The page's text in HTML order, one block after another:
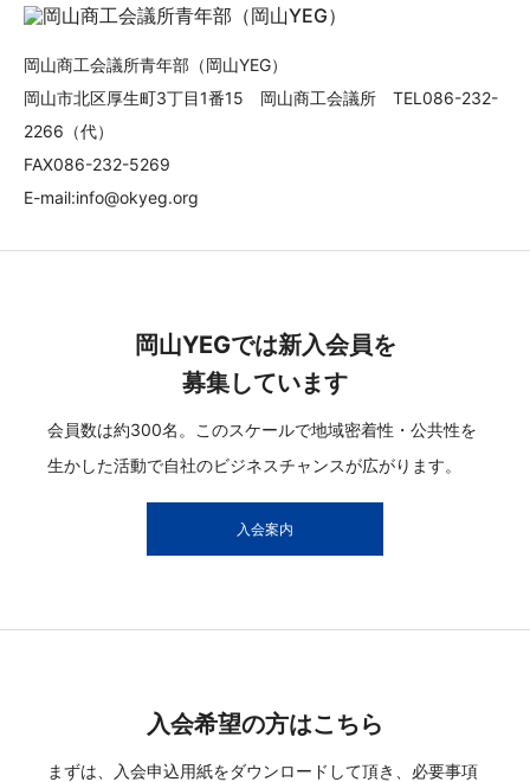
岡山商工会議所青年部（岡山YEG）
岡山市北区厚生町3丁目1番15 岡山商工会議所 TEL086-232-
2266（代）
FAX086-232-5269
E-mail:info@okyeg.org
岡山YEGでは新入会員を
募集しています
会員数は約300名。このスケールで地域密着性・公共性を
生かした活動で自社のビジネスチャンスが広がります。
入会案内
入会希望の方はこちら
まずは、入会申込用紙をダウンロードして頂き、必要事項